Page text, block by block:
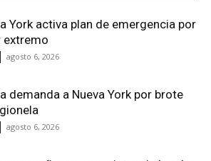
York activa plan de emergencia por
extremo
agosto 6, 2026
demanda a Nueva York por brote
agosto 6, 2026